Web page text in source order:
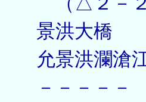
洪大
景洪瀾滄江
－－